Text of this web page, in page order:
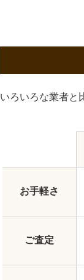
いろいろな業者と
お手軽さ
ご査定